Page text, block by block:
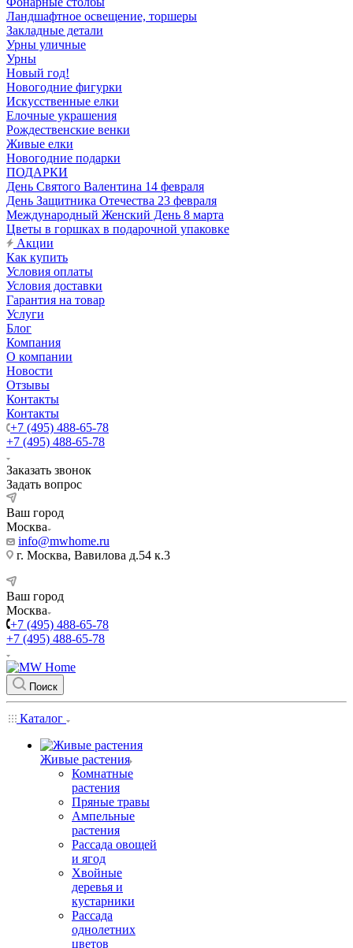
Ландшафтное освещение, торшеры
Закладные детали
Урны уличные
Урны
Новый год!
Новогодние фигурки
Искусственные елки
Елочные украшения
Рождественские венки
Живые елки
Новогодние подарки
ПОДАРКИ
День Святого Валентина 14 февраля
День Защитника Отечества 23 февраля
Международный Женский День 8 марта
Цветы в горшках в подарочной упаковке
Акции
Как купить
Условия оплаты
Условия доставки
Гарантия на товар
Услуги
Блог
Компания
О компании
Новости
Отзывы
Контакты
Контакты
+7 (495) 488-65-78
+7 (495) 488-65-78
Заказать звонок
Задать вопрос
Ваш город
Москва
info@mwhome.ru
г. Москва, Вавилова д.54 к.3
Ваш город
Москва
+7 (495) 488-65-78
+7 (495) 488-65-78
Поиск
Каталог
Живые растения
Комнатные
растения
Пряные травы
Ампельные
растения
Рассада овощей
и ягод
Хвойные
деревья и
кустарники
Рассада
однолетних
цветов